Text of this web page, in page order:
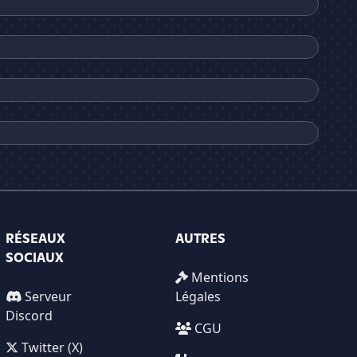
RÉSEAUX
SOCIAUX
Serveur
Discord
Twitter (X)
AUTRES
Mentions
Légales
CGU